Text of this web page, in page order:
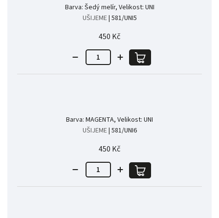
Barva: Šedý melír, Velikost: UNI
UŠIJEME| 581/UNI5
450 Kč
Barva: MAGENTA, Velikost: UNI
UŠIJEME| 581/UNI6
450 Kč